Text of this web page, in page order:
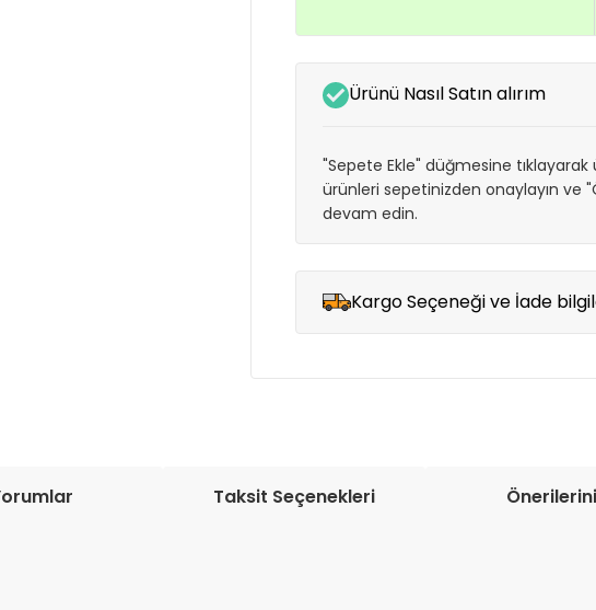
Ürünü Nasıl Satın alırım
"Sepete Ekle" düğmesine
ürünleri sepetinizden onaylayın ve
devam edin.
Kargo Seçeneği ve İade
Taksit Seçenekleri